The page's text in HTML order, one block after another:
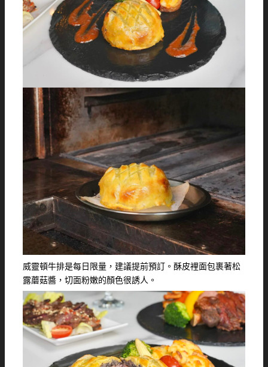
威靈頓牛排是每日限量，建議提前預訂。酥皮裡面包裹著松
露蘑菇醬，切面粉嫩的顏色很誘人。